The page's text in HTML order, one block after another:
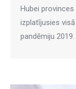
Hubei
izplatījusies
pandēmiju